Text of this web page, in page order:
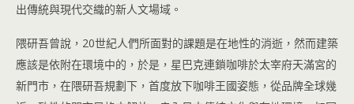
出傳統與現代交織的新人文場域。
隈研吾曾說，20世紀人們所面對的課題是在地性的消逝，然而建築
應該是依附在環境中的，於是，星巴克連鎖咖啡於太宰府天滿宮的
新門市，在隈研吾規劃下，首度放下咖啡王國姿態，從品牌全球幾